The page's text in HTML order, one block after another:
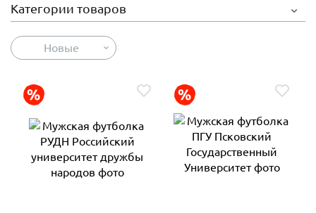
Категории товаров
Новые